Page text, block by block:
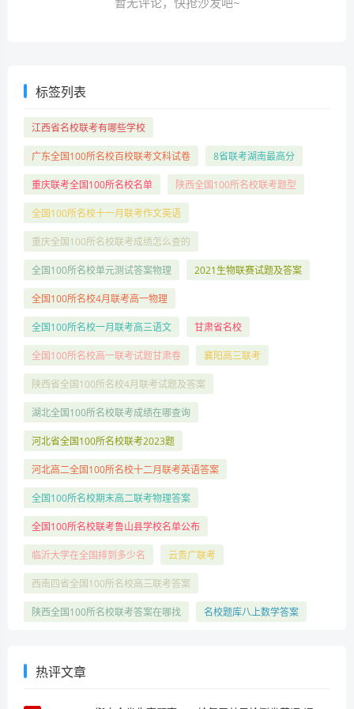
标签列表
江西省名校联考有哪些学校
广东全国100所名校百校联考文科试卷 8省联考湖南最高分
重庆联考全国100所名校名单 陕西全国100所名校联考题型
全国100所名校十一月联考作文英语
重庆全国100所名校联考成绩怎么查的
全国100所名校单元测试答案物理 2021生物联赛试题及答案
全国100所名校4月联考高一物理
全国100所名校一月联考高三语文 甘肃省名校
全国100所名校高一联考试题甘肃卷 襄阳高三联考
陕西省全国100所名校4月联考试题及答案
湖北全国100所名校联考成绩在哪查询
河北省全国100所名校联考2023题
河北高二全国100所名校十二月联考英语答案
全国100所名校期末高二联考物理答案
全国100所名校联考鲁山县学校名单公布
临沂大学在全国排到多少名 云贵广联考
西南四省全国100所名校高三联考答案
陕西全国100所名校联考答案在哪找 名校题库八上数学答案
热评文章